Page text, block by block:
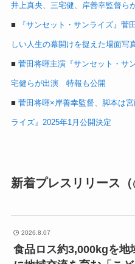
井上真央、三宅健、岸善幸監督ら
■ 『サンセット・サンライズ』
しい人生の幕開けを捉えた場面写
■ 菅田将暉主演『サンセット・サ
宅健らが出演 特報も公開
■ 菅田将暉×岸善幸監督、脚本は
ライズ』2025年1月公開決定
新着プレスリリース（
2026.8.07
食品ロス約3,000kgを